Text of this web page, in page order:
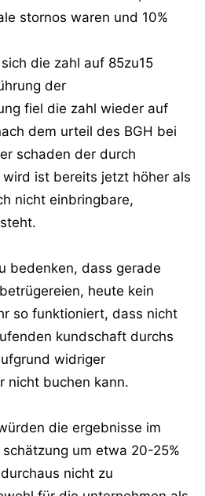
stornos waren und 10%
die zahl auf 85zu15
der
fiel die zahl wieder auf
dem urteil des BGH bei
schaden der durch
ist bereits jetzt höher als
nicht einbringbare,
bedenken, dass gerade
heute kein
so funktioniert, dass nicht
kundschaft durchs
widriger
nicht buchen kann.
die ergebnisse im
um etwa 20-25%
nicht zu